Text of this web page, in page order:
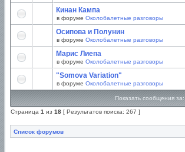
Кинан Кампа
в форуме Околобалетные разговоры
Осипова и Полунин
в форуме Околобалетные разговоры
Марис Лиепа
в форуме Околобалетные разговоры
"Somova Variation"
в форуме Околобалетные разговоры
Показать сообщения за:
Страница 1 из 18 [ Результатов поиска: 267 ]
Список форумов